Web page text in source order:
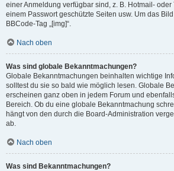
einer Anmeldung verfügbar sind, z. B. Hotmail-
einem Passwort geschützte Seiten usw. Um das
BBCode-Tag „[img]“.
Nach oben
Was sind globale Bekanntmachungen?
Globale Bekanntmachungen beinhalten wichtige
solltest du sie so bald wie möglich lesen. Globale
erscheinen ganz oben in jedem Forum und
Bereich. Ob du eine globale Bekanntmachung
hängt von den durch die Board-Administration
ab.
Nach oben
Was sind Bekanntmachungen?